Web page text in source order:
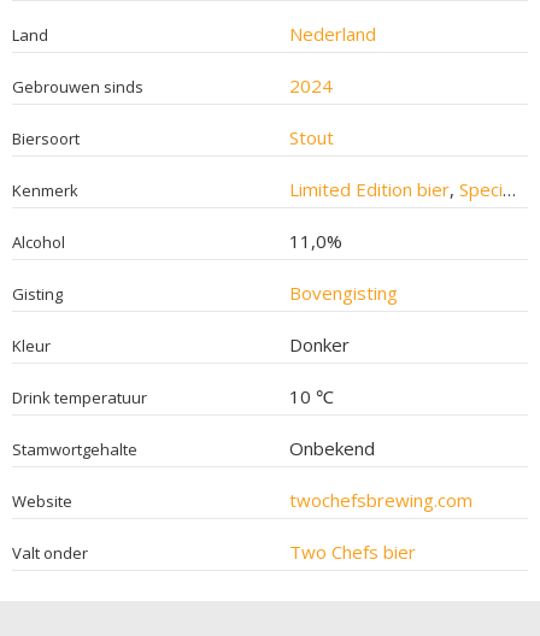
Land Nederland
Gebrouwen sinds 2024
Biersoort Stout
Kenmerk Limited Edition bier, Speciaalbier
Alcohol 11,0%
Gisting Bovengisting
Kleur Donker
Drink temperatuur 10 ℃
Stamwortgehalte Onbekend
Website twochefsbrewing.com
Valt onder Two Chefs bier